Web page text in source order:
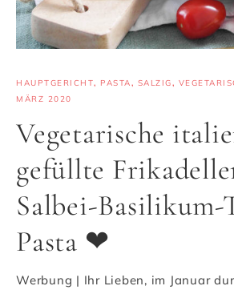
HAUPTGERICHT, PASTA, SALZIG,
MÄRZ 2020
Vegetarische
gefüllte
Salbei-Basilikum-
Pasta ❤
Werbung | Ihr Lieben, im Januar